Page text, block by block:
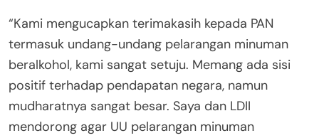
“Kami mengucapkan terimakasih kepada PAN
termasuk undang-undang pelarangan minuman
beralkohol, kami sangat setuju. Memang ada sisi
positif terhadap pendapatan negara, namun
mudharatnya sangat besar. Saya dan LDII
mendorong agar UU pelarangan minuman